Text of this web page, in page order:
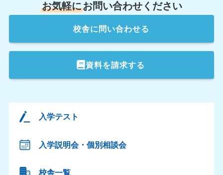
お気軽にお問い合わせください
校舎に問い合わせる
資料を請求する
入学テスト
入学説明会・個別相談会
校舎一覧